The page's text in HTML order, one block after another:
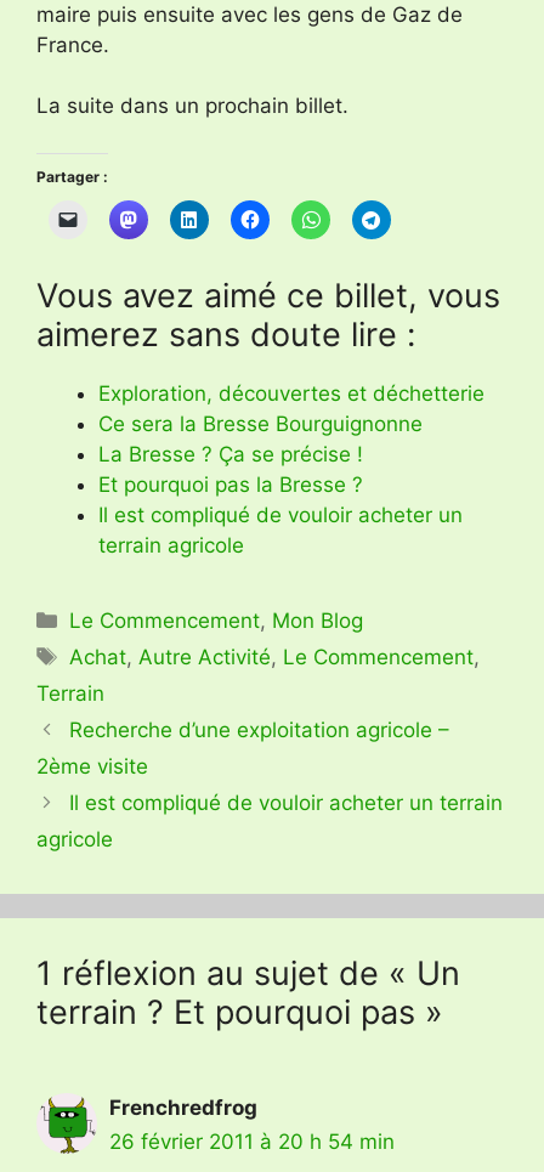
maire puis ensuite avec les gens de Gaz de
France.
La suite dans un prochain billet.
Partager :
Vous avez aimé ce billet, vous
aimerez sans doute lire :
Exploration, découvertes et déchetterie
Ce sera la Bresse Bourguignonne
La Bresse ? Ça se précise !
Et pourquoi pas la Bresse ?
Il est compliqué de vouloir acheter un
terrain agricole
Catégories
Le Commencement, Mon Blog
Étiquettes
Achat, Autre Activité, Le Commencement,
Terrain
Recherche d’une exploitation agricole –
2ème visite
Il est compliqué de vouloir acheter un terrain
agricole
1 réflexion au sujet de « Un
terrain ? Et pourquoi pas »
Frenchredfrog
26 février 2011 à 20 h 54 min